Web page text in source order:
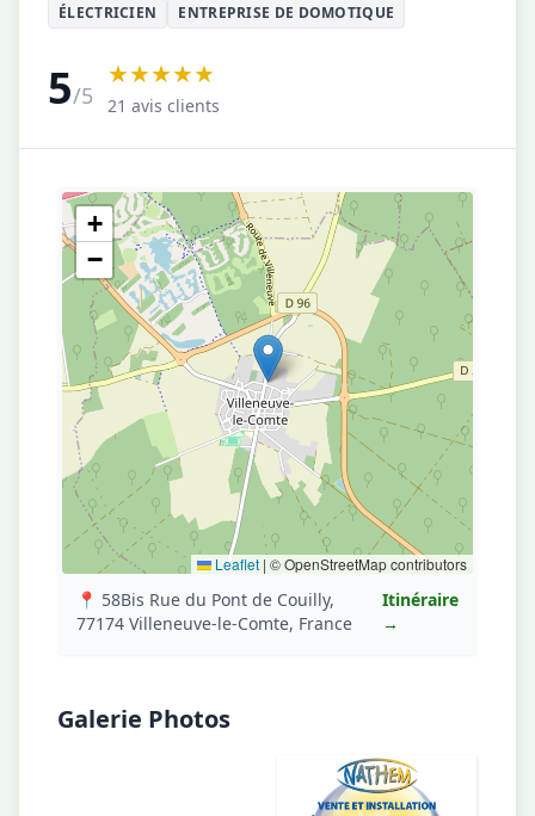
ÉLECTRICIEN
ENTREPRISE DE DOMOTIQUE
5/5
★★★★★
21 avis clients
+
−
Leaflet | © OpenStreetMap contributors
📍 58Bis Rue du Pont de Couilly,
77174 Villeneuve-le-Comte, France
Itinéraire
→
Galerie Photos